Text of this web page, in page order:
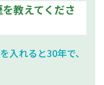
教えてくださ
入れると30年で、